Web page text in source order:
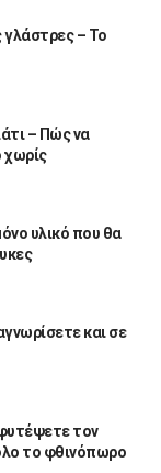
γλάστρες – Το
– Πώς να
χωρίς
υλικό που θα
και σε
τον
το φθινόπωρο